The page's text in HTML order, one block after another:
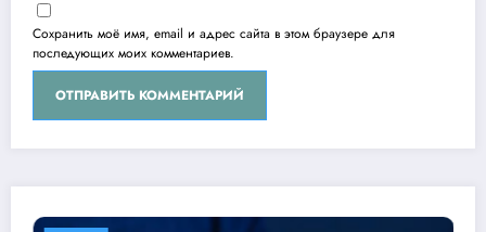
Сохранить моё имя, email и адрес сайта в этом браузере для
последующих моих комментариев.